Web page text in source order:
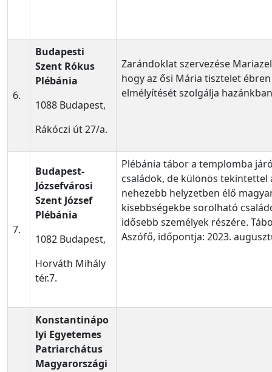
6.
Budapesti
Szent Rókus
Plébánia
1088 Budapest,
Rákóczi út 27/a.
Zarándoklat szervezése
hogy az ősi Mária tisztelet
elmélyítését szolgálja
7.
Budapest-
Józsefvárosi
Szent József
Plébánia
1082 Budapest,
Horváth Mihály
tér.7.
Plébánia tábor a templomba
családok, de különös tekintettel
nehezebb helyzetben élő
kisebbségekbe sorolható
idősebb személyek részére.
Aszófő, időpontja: 2023.
Konstantinápo
lyi Egyetemes
Patriarchátus
Magyarországi